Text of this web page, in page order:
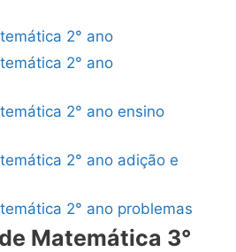
2° ano
2° ano
2° ano ensino
2° ano adição e
2° ano problemas
Matemática 3°